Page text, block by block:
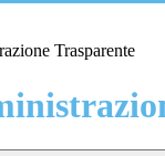
Trasparente